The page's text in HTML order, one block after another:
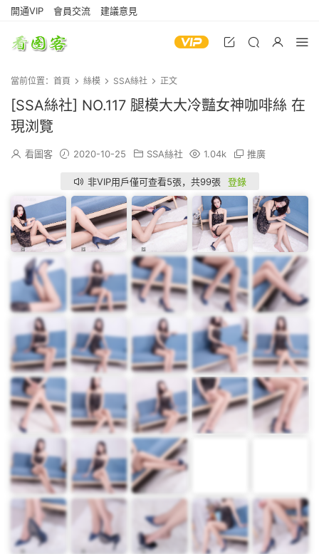
開通VIP 會員交流 建議意見
當前位置： 首頁 絲模 SSA絲社 正文
[SSA絲社] NO.117 腿模大大冷豔女神咖啡絲 在
現浏覽
看圖客 2020-10-25 SSA絲社 1.04k 推廣
非VIP用戶僅可查看5張，共99張 登錄